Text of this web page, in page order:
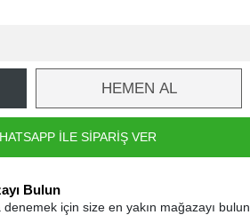
HEMEN AL
İLE SİPARİŞ VER
Bulun
için size en yakın mağazayı bulun.